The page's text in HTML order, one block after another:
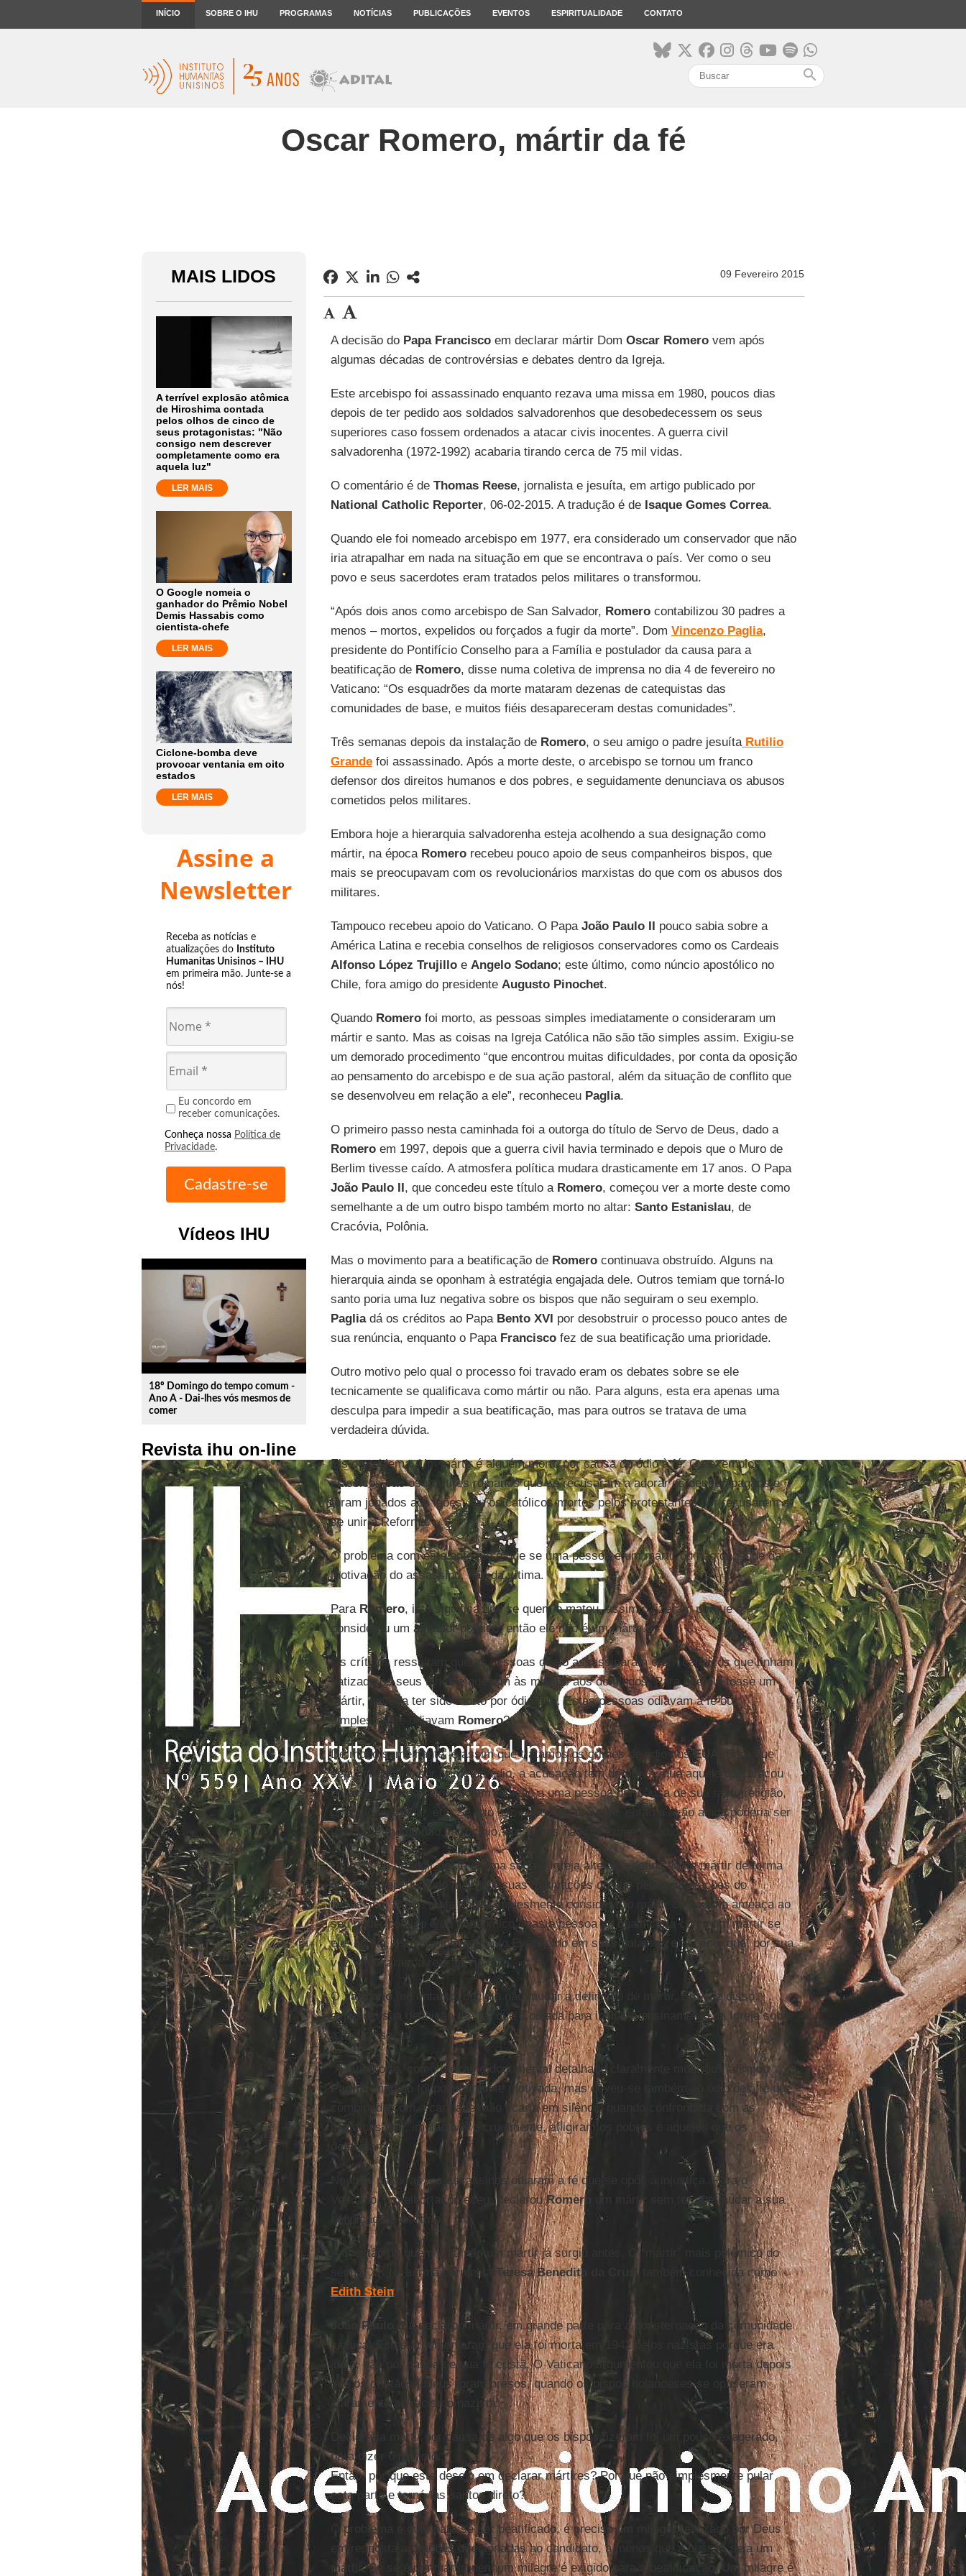
INÍCIO SOBRE O IHU PROGRAMAS NOTÍCIAS PUBLICAÇÕES EVENTOS ESPIRITUALIDADE CONTATO
search
Oscar Romero, mártir da fé
MAIS LIDOS
A terrível explosão atômica
de Hiroshima contada
pelos olhos de cinco de
seus protagonistas: "Não
consigo nem descrever
completamente como era
aquela luz"
LER MAIS
O Google nomeia o
ganhador do Prêmio Nobel
Demis Hassabis como
cientista-chefe
LER MAIS
Ciclone-bomba deve
provocar ventania em oito
estados
LER MAIS
Assine a
Newsletter
Receba as notícias e
atualizações do Instituto
Humanitas Unisinos – IHU
em primeira mão. Junte-se a
nós!
Eu concordo em
receber comunicações.
Conheça nossa Política de
Privacidade.
Vídeos IHU
play_circle_outline
18º Domingo do tempo comum -
Ano A - Dai-lhes vós mesmos de
comer
Revista ihu on-line
09 Fevereiro 2015
A decisão do Papa Franciscoem declarar mártir Dom Oscar Romerovem após
algumas décadas de controvérsias e debates dentro da Igreja.
Este arcebispo foi assassinado enquanto rezava uma missa em 1980, poucos dias
depois de ter pedido aos soldados salvadorenhos que desobedecessem os seus
superiores caso fossem ordenados a atacar civis inocentes. A guerra civil
salvadorenha (1972-1992) acabaria tirando cerca de 75 mil vidas.
O comentário é de Thomas Reese, jornalista e jesuíta, em artigo publicado por
National Catholic Reporter, 06-02-2015. A tradução é de Isaque Gomes Correa.
Quando ele foi nomeado arcebispo em 1977, era considerado um conservador que não
iria atrapalhar em nada na situação em que se encontrava o país. Ver como o seu
povo e seus sacerdotes eram tratados pelos militares o transformou.
“Após dois anos como arcebispo de San Salvador, Romerocontabilizou 30 padres a
menos – mortos, expelidos ou forçados a fugir da morte”. Dom Vincenzo Paglia,
presidente do Pontifício Conselho para a Família e postulador da causa para a
beatificação de Romero, disse numa coletiva de imprensa no dia 4 de fevereiro no
Vaticano: “Os esquadrões da morte mataram dezenas de catequistas das
comunidades de base, e muitos fiéis desapareceram destas comunidades”.
Três semanas depois da instalação de Romero, o seu amigo o padre jesuítaRutilio
Grandefoi assassinado. Após a morte deste, o arcebispo se tornou um franco
defensor dos direitos humanos e dos pobres, e seguidamente denunciava os abusos
cometidos pelos militares.
Embora hoje a hierarquia salvadorenha esteja acolhendo a sua designação como
mártir, na época Romerorecebeu pouco apoio de seus companheiros bispos, que
mais se preocupavam com os revolucionários marxistas do que com os abusos dos
militares.
Tampouco recebeu apoio do Vaticano. O Papa João Paulo II pouco sabia sobre a
América Latina e recebia conselhos de religiosos conservadores como os Cardeais
Alfonso López Trujilloe Angelo Sodano; este último, como núncio apostólico no
Chile, fora amigo do presidente Augusto Pinochet.
Quando Romerofoi morto, as pessoas simples imediatamente o consideraram um
mártir e santo. Mas as coisas na Igreja Católica não são tão simples assim. Exigiu-se
um demorado procedimento “que encontrou muitas dificuldades, por conta da oposição
ao pensamento do arcebispo e de sua ação pastoral, além da situação de conflito que
se desenvolveu em relação a ele”, reconheceu Paglia.
O primeiro passo nesta caminhada foi a outorga do título de Servo de Deus, dado a
Romeroem 1997, depois que a guerra civil havia terminado e depois que o Muro de
Berlim tivesse caído. A atmosfera política mudara drasticamente em 17 anos. O Papa
João Paulo II, que concedeu este título a Romero, começou ver a morte deste como
semelhante a de um outro bispo também morto no altar: Santo Estanislau, de
Cracóvia, Polônia.
Mas o movimento para a beatificação de Romerocontinuava obstruído. Alguns na
hierarquia ainda se oponham à estratégia engajada dele. Outros temiam que torná-lo
santo poria uma luz negativa sobre os bispos que não seguiram o seu exemplo.
Pagliadá os créditos ao Papa Bento XVI por desobstruir o processo pouco antes de
sua renúncia, enquanto o Papa Franciscofez de sua beatificação uma prioridade.
Outro motivo pelo qual o processo foi travado eram os debates sobre se ele
tecnicamente se qualificava como mártir ou não. Para alguns, esta era apenas uma
desculpa para impedir a sua beatificação, mas para outros se tratava de uma
verdadeira dúvida.
Eis o problema. Um mártir é alguém morto por causa do ódio à fé. Os exemplos
clássicos são os mártires romanos que se recusaram a adorar os deuses pagãos e
foram jogados aos leões. Ou os católicos mortos pelos protestantes por recusarem a
se unir à Reforma.
O problema com este enfoque é que se uma pessoa é um mártir ou não depende da
motivação do assassino, não da vítima.
Para Romero, isto significa que se quem o matou, assim o fizeram porque o
considerou um agitador político, então ele não é um mártir.
Os críticos ressaltam que as pessoas que o assassinaram eram católicos que tinham
batizado os seus filhos e que iam às missas aos domingos. Para que ele fosse um
mártir, deveria ter sido morto por ódio à fé. Estas pessoas odiavam a fé ou
simplesmente odiavam Romero?
De modo semelhante, é assim que tratamos os crimes de ódio nosEUA
. Para que
seja condenado por crime de ódio, a acusação tem de provar que aquele que atacou
estava motivado pelo ódio em relação a uma pessoa por causa de sua raça, religião,
orientação sexual, etc. Se isto não puder ser provado, então a ação ainda poderia ser
um crime (homicídio, latrocínio, etc.), mas não um crime de ódio.
Uma forma de fugir deste dilema seria a Igreja alterar a definição de mártir de forma
que este seja definido mais por suas motivações do que pelas motivações do
assassino. O que mata pode simplesmente considerar o mártir como uma ameaça ao
seu poder político e/ou econômico, mas a pessoa se qualificaria como um mártir se
ele, ou ela, estiver motivada pelo Evangelho em suas palavras e ações – que, por sua
vez, inspiraram a reação violenta.
OVaticano , no entanto, decidiu não mudar a definição de mártir. Em vez disso,
expandiu sua definição da “fé” que é odiada para incluir o ensinamento da Igreja sobre
a justiça social.
“A sua morte, como o exame documental detalhado claramente mostrou”, afirmou
Paglia , “não só foi politicamente motivada, mas deveu-se também ao ódio pela fé que,
combinada com a caridade, não ficaria em silêncio quando confrontada com as
injustiças que, implacável e cruelmente, afligiram os pobres e aqueles que os
defendiam”.
Noutras palavras, os assassinos odiaram a fé que se opôs à injustiça. Para o
Vaticano, o melhor aconteceu: declarouRomero
um mártir sem ter que mudar a sua
definição de martírio.
A questão de quem é ou não um mártir já surgiu antes. O “mártir” mais polêmico do
século XX foi a irmã carmelita
Teresa Benedita da Cruz
, também conhecida como
Edith Stein.
João Paulo IIa declarou mártir, em grande parte para a consternação da comunidade
judaica. Estes argumentaram que ela foi morta em 1942 pelos nazistas porque era
judia, não por causa de sua fé cristã. O Vaticano argumentou que ela foi morta depois
que os cristãos judeus foram presos, quando os bispos holandeses se opuseram
claramente ao racismo nazista.
Declará-la mártir por causa de algo que os bispos fizeram foi um pouco exagerado,
para dizer o mínimo.
Então, por que este desejo em declarar mártires? Por que não simplesmente pular
esta parte e torná-las santos direto?
O problema é que, para se ser beatificado, é preciso um milagre realizado por Deus
em resposta a orações direcionadas ao candidato, a menos que a pessoa seja um
mártir. Se se é um mártir, nenhum milagre é exigido para a beatificação. Um milagre é